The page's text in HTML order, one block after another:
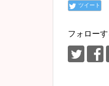
ツイート
フォローす